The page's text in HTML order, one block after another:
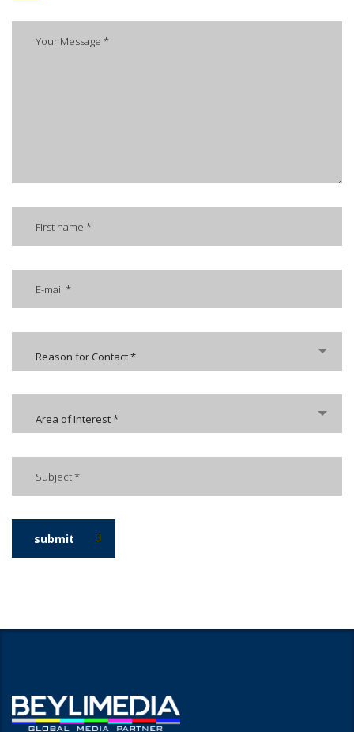
Reason for Contact *
Area of Interest *
submit